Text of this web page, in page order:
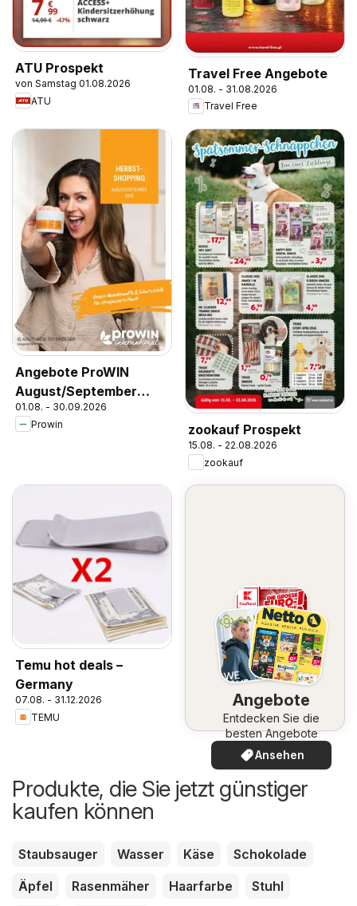
ATU Prospekt
von Samstag 01.08.2026
ATU
Travel Free Angebote
01.08. - 31.08.2026
Travel Free
Angebote ProWIN
August/September
2026
01.08. - 30.09.2026
Prowin
zookauf Prospekt
15.08. - 22.08.2026
zookauf
Temu hot deals –
Germany
07.08. - 31.12.2026
TEMU
Angebote
Entdecken Sie die
besten Angebote
Ansehen
Produkte, die Sie jetzt günstiger
kaufen können
Staubsauger Wasser Käse
Schokolade
Äpfel
Rasenmäher Haarfarbe
Stuhl